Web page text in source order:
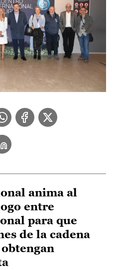
anima al
entre
para que
de la cadena